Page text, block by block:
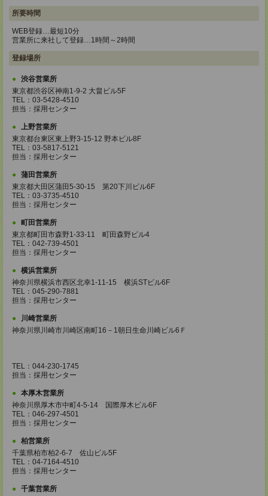
所要時間
WEB登録…最短10分
営業所に来社して登録…1時間～2時間
登録場所
渋谷営業所
東京都渋谷区神南1-9-2 大畠ビル5F
TEL：03-5428-4510
担当：採用センター
上野営業所
東京都台東区東上野3-15-12 野本ビル8F
TEL：03-5817-5121
担当：採用センター
蒲田営業所
東京都大田区蒲田5-30-15 第20下川ビル6F
TEL：03-3735-4510
担当：採用センター
町田営業所
東京都町田市森野1-33-11 町田森野ビル4
TEL：042-739-4501
担当：採用センター
横浜営業所
神奈川県横浜市西区北幸1-11-15 横浜STビル6F
TEL：045-290-7881
担当：採用センター
川崎営業所
神奈川県川崎市川崎区南町16－1朝日生命川崎ビル6Ｆ
TEL：044-230-1745
担当：採用センター
本厚木営業所
神奈川県厚木市中町4-5-14 国際厚木ビル6F
TEL：046-297-4501
担当：採用センター
柏営業所
千葉県柏市柏2-6-7 佐山ビル5F
TEL：04-7164-4510
担当：採用センター
千葉営業所